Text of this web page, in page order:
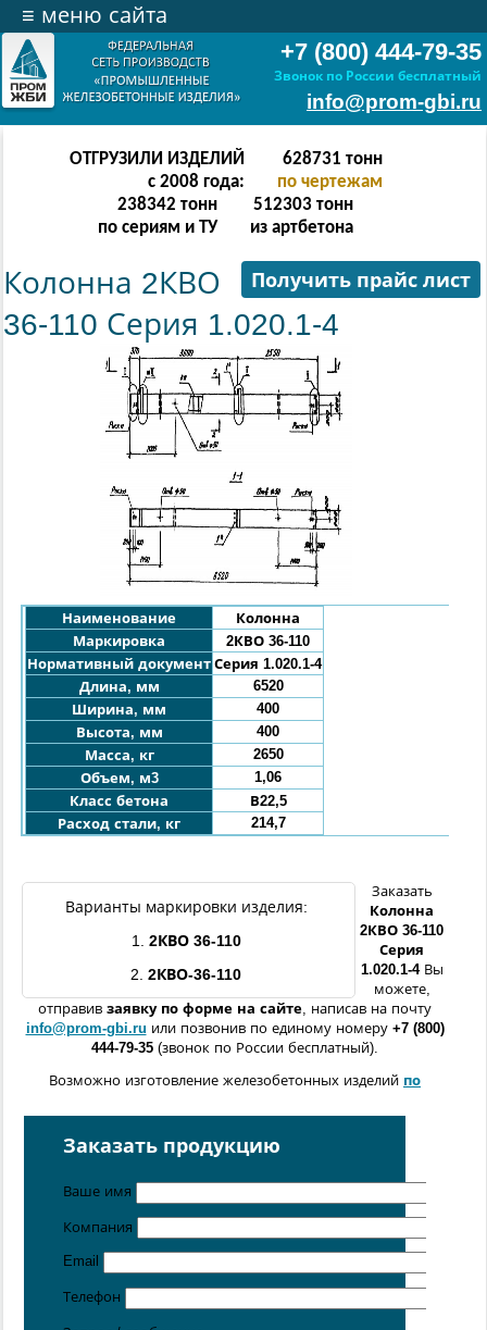
+7 (800) 444-79-35
Звонок по России бесплатный
info@prom-gbi.ru
≡ меню сайта
ОТГРУЗИЛИ ИЗДЕЛИЙ
с 2008 года:
628731 тонн
по чертежам
238342 тонн
по сериям и ТУ
512303 тонн
из артбетона
Получить прайс лист
Колонна 2КВО
36-110 Серия 1.020.1-4
Наименование
Колонна
Маркировка
2КВО 36-110
Нормативный документ Серия 1.020.1-4
Длина, мм
6520
Ширина, мм
400
Высота, мм
400
Масса, кг
2650
Объем, м3
1,06
Класс бетона
В22,5
Расход стали, кг
214,7
Варианты маркировки изделия:
1. 2КВО 36-110
2. 2КВО-36-110
Заказать
Колонна
2КВО 36-110
Серия
1.020.1-4 Вы
можете,
отправив заявку по форме на сайте, написав на почту
info@prom-gbi.ru или позвонив по единому номеру +7 (800)
444-79-35 (звонок по России бесплатный).
Возможно изготовление железобетонных изделий по
расположенных вСанкт-Петербурге
Цена от 5 руб. / кг
Заказать продукцию
Ваше имя
Компания
Email
Телефон